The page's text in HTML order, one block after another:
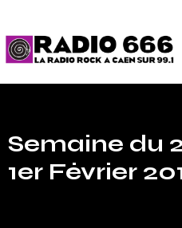
Semaine du
1er Février